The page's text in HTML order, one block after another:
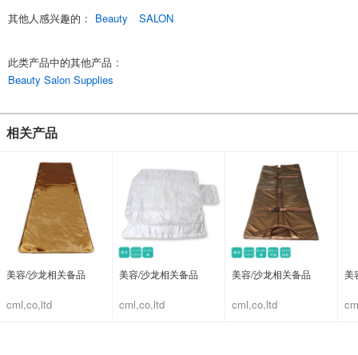
其他人感兴趣的 : Beauty SALON
此类产品中的其他产品 :
Beauty Salon Supplies
相关产品
美容/沙龙相关备品
cml,co,ltd
美容/沙龙相关备品
cml,co,ltd
美容/沙龙相关备品
cml,co,ltd
美